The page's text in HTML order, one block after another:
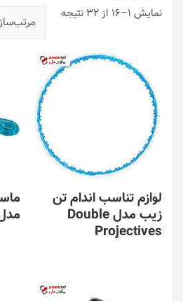
نمایش 1–16 از 32 نتیجه
لوازم تناسب اندام تن
زیب مدل Double
Projectives